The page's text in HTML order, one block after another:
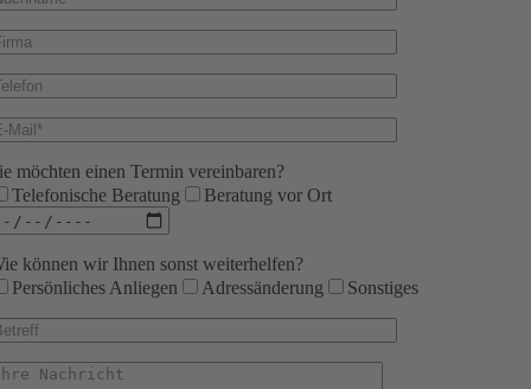
möchten einen Termin vereinbaren?
Telefonische Beratung
Beratung vor Ort
können wir Ihnen sonst weiterhelfen?
Persönliches Anliegen
Adressänderung Sonstiges